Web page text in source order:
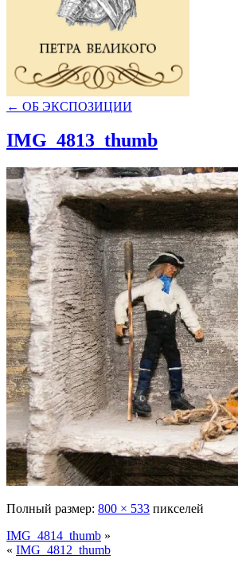
← ОБ ЭКСПОЗИЦИИ
IMG_4813_thumb
Полный размер: 800 × 533 пикселей
IMG_4814_thumb »
« IMG_4812_thumb